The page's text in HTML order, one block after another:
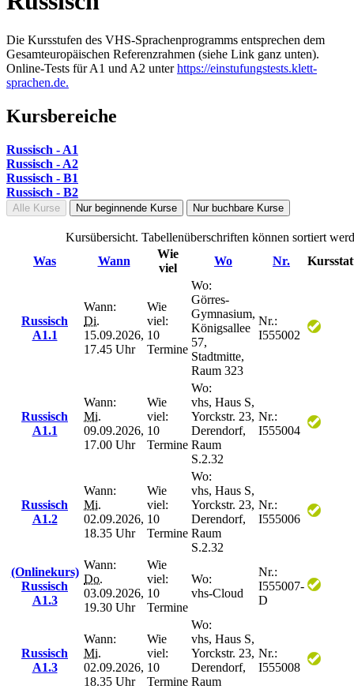
Die Kursstufen des VHS-Sprachenprogramms entsprechen dem
Gesamteuropäischen Referenzrahmen (siehe Link ganz unten).
Online-Tests für A1 und A2 unterhttps://einstufungstests.klett-
sprachen.de.
Kursbereiche
Russisch - A1
Russisch - A2
Russisch - B1
Russisch - B2
Alle Kurse Nur beginnende Kurse Nur buchbare Kurse
Kursübersicht. Tabellenüberschriften können sortiert
Was
Wann
Wie
viel
Wo Nr.
Russisch
A1.1
Wann:
Di.
15.09.2026,
17.45 Uhr
Wie
viel:
10
Termine
Wo:
Görres-
Gymnasium,
Königsallee
57,
Stadtmitte,
Raum 323
Nr.:
I555002
Russisch
A1.1
Wann:
Mi.
09.09.2026,
17.00 Uhr
Wie
viel:
10
Termine
Wo:
vhs, Haus S,
Yorckstr. 23,
Derendorf,
Raum
S.2.32
Nr.:
I555004
Russisch
A1.2
Wann:
Mi.
02.09.2026,
18.35 Uhr
Wie
viel:
10
Termine
Wo:
vhs, Haus S,
Yorckstr. 23,
Derendorf,
Raum
S.2.32
Nr.:
I555006
(Onlinekurs)
Russisch
A1.3
Wann:
Do.
03.09.2026,
19.30 Uhr
Wie
viel:
10
Termine
Wo:
vhs-Cloud
Nr.:
I555007-
D
Russisch
A1.3
Wann:
Mi.
02.09.2026,
18.35 Uhr
Wie
viel:
10
Termine
Wo:
vhs, Haus S,
Yorckstr. 23,
Derendorf,
Raum
Nr.:
I555008